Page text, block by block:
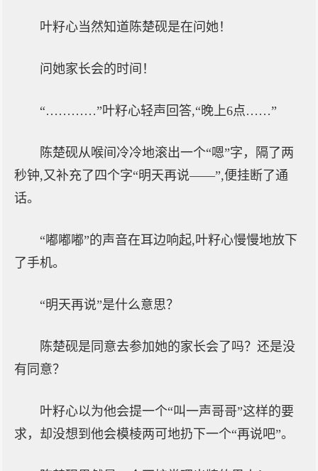
叶籽心当然知道陈楚砚是在问她！
问她家长会的时间！
“…………”叶籽心轻声回答,“晚上6点……”
陈楚砚从喉间冷冷地滚出一个“嗯”字，隔了两
秒钟,又补充了四个字“明天再说——”,便挂断了通
话。
“嘟嘟嘟”的声音在耳边响起,叶籽心慢慢地放下
了手机。
“明天再说”是什么意思？
陈楚砚是同意去参加她的家长会了吗？还是没
有同意？
叶籽心以为他会提一个“叫一声哥哥”这样的要
求，却没想到他会模棱两可地扔下一个“再说吧”。